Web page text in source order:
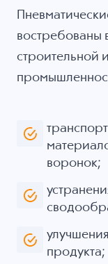
востребованы
строительной
воронок;
продукта;